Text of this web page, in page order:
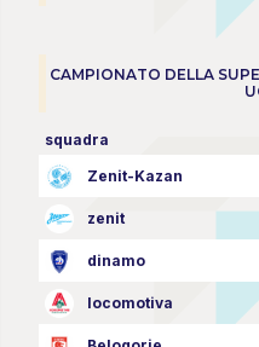
CAMPIONATO DELLA
squadra
Zenit-Kazan
zenit
dinamo
locomotiva